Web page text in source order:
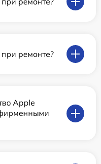
ремонте?
Apple